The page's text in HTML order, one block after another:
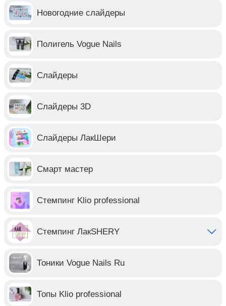
Новогодние слайдеры
Полигель Vogue Nails
Слайдеры
Слайдеры 3D
Слайдеры ЛакШери
Смарт мастер
Стемпинг Klio professional
Стемпинг ЛакSHERY
Тоники Vogue Nails Ru
Топы Klio professional